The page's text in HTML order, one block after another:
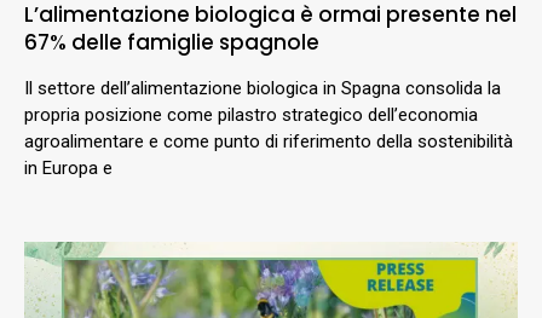
L’alimentazione biologica è ormai presente nel
67% delle famiglie spagnole
Il settore dell’alimentazione biologica in Spagna consolida la
propria posizione come pilastro strategico dell’economia
agroalimentare e come punto di riferimento della sostenibilità
in Europa e